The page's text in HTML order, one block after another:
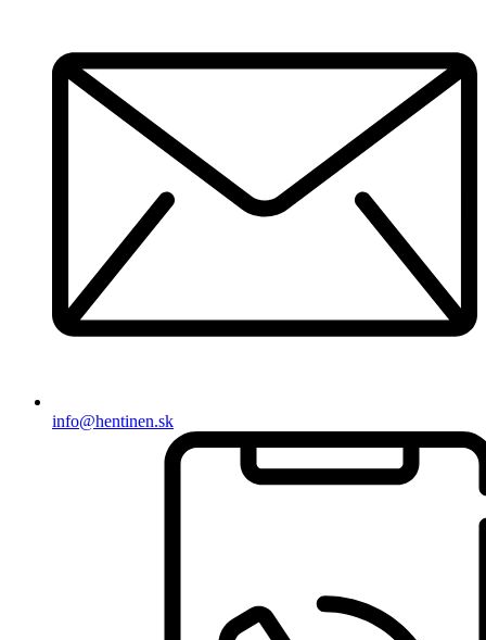
info@hentinen.sk